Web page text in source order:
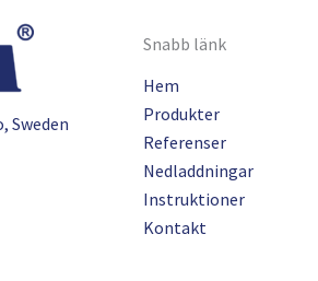
Sweden
Snabb länk
Hem
Produkter
Referenser
Nedladdningar
Instruktioner
Kontakt